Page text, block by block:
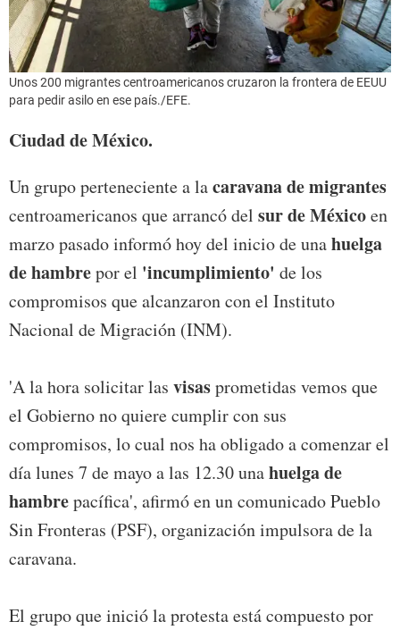
Unos 200 migrantes centroamericanos cruzaron la frontera de EEUU
para pedir asilo en ese país./EFE.
Ciudad de México.
Un grupo perteneciente a lacaravana de migrantes
centroamericanos que arrancó del sur de Méxicoen
marzo pasado informó hoy del inicio de unahuelga
de hambrepor el 'incumplimiento' de los
compromisos que alcanzaron con el Instituto
Nacional de Migración (INM).
'A la hora solicitar las visasprometidas vemos que
el Gobierno no quiere cumplir con sus
compromisos, lo cual nos ha obligado a comenzar el
día lunes 7 de mayo a las 12.30 unahuelga de
hambrepacífica', afirmó en un comunicado Pueblo
Sin Fronteras (PSF), organización impulsora de la
caravana.
El grupo que inició la protesta está compuesto por